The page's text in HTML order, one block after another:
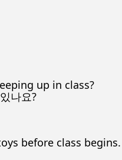
up in class?
나요?
before class begins.